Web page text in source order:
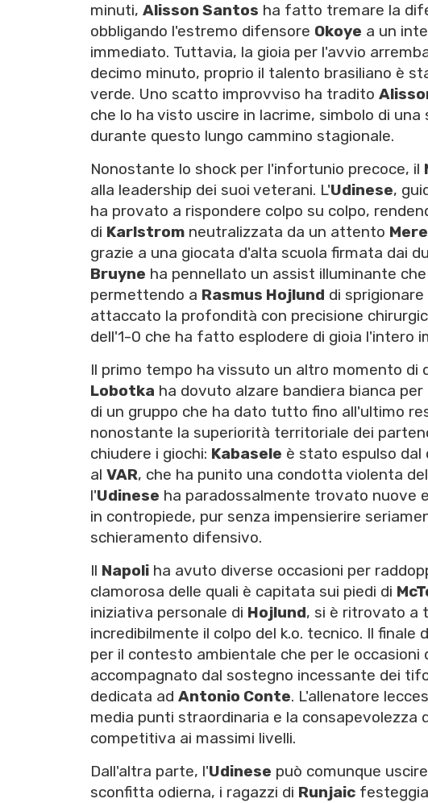
minuti, Alisson Santos ha fatto tremare la
obbligando l'estremo difensore Okoye a un
immediato. Tuttavia, la gioia per l'avvio
decimo minuto, proprio il talento brasiliano è
verde. Uno scatto improvviso ha tradito
che lo ha visto uscire in lacrime, simbolo di
durante questo lungo cammino stagionale.
Nonostante lo shock per l'infortunio precoce, il
alla leadership dei suoi veterani. L'Udinese,
ha provato a rispondere colpo su colpo,
di Karlstrom neutralizzata da un attento
grazie a una giocata d'alta scuola firmata dai
Bruyne ha pennellato un assist illuminante
permettendo a Rasmus Hojlund di
attaccato la profondità con precisione
dell'1-0 che ha fatto esplodere di gioia l'intero
Il primo tempo ha vissuto un altro momento
Lobotka ha dovuto alzare bandiera bianca
di un gruppo che ha dato tutto fino all'ultimo
nonostante la superiorità territoriale dei
chiudere i giochi: Kabasele è stato espulso dal
al VAR, che ha punito una condotta violenta
l'Udinese ha paradossalmente trovato nuove
in contropiede, pur senza impensierire
schieramento difensivo.
Il Napoli ha avuto diverse occasioni per
clamorosa delle quali è capitata sui piedi di
iniziativa personale di Hojlund, si è ritrovato a
incredibilmente il colpo del k.o. tecnico. Il
per il contesto ambientale che per le
accompagnato dal sostegno incessante dei
dedicata ad Antonio Conte. L'allenatore
media punti straordinaria e la consapevolezza
competitiva ai massimi livelli.
Dall'altra parte, l'Udinese può comunque
sconfitta odierna, i ragazzi di Runjaic